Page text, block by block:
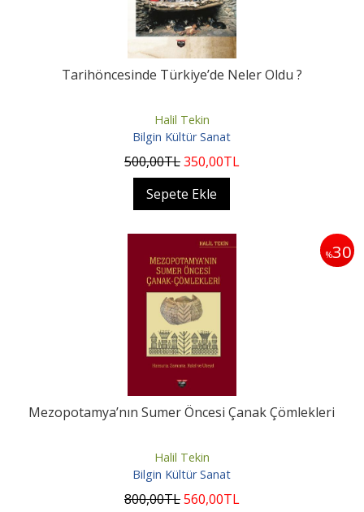
Tarihöncesinde Türkiye’de Neler Oldu ?
Halil Tekin
Bilgin Kültür Sanat
500,00TL350,00TL
Sepete Ekle
%30
Mezopotamya’nın Sumer Öncesi Çanak Çömlekleri
Halil Tekin
Bilgin Kültür Sanat
800,00TL560,00TL